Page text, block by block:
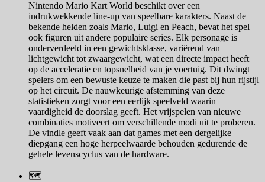
Nintendo Mario Kart World beschikt over een
indrukwekkende line-up van speelbare karakters. Naast de
bekende helden zoals Mario, Luigi en Peach, bevat het spel
ook figuren uit andere populaire series. Elk personage is
onderverdeeld in een gewichtsklasse, variërend van
lichtgewicht tot zwaargewicht, wat een directe impact heeft
op de acceleratie en topsnelheid van je voertuig. Dit dwingt
spelers om een bewuste keuze te maken die past bij hun rijstijl
op het circuit. De nauwkeurige afstemming van deze
statistieken zorgt voor een eerlijk speelveld waarin
vaardigheid de doorslag geeft. Het vrijspelen van nieuwe
combinaties motiveert om verschillende modi uit te proberen.
De vindle geeft vaak aan dat games met een dergelijke
diepgang een hoge herpeelwaarde behouden gedurende de
gehele levenscyclus van de hardware.
🗺️